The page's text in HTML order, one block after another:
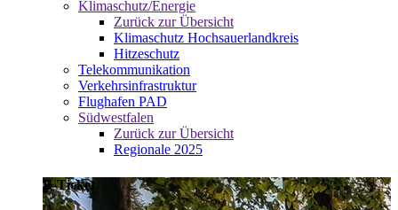
Klimaschutz/Energie
Zurück zur Übersicht
Klimaschutz Hochsauerlandkreis
Hitzeschutz
Telekommunikation
Verkehrsinfrastruktur
Flughafen PAD
Südwestfalen
Zurück zur Übersicht
Regionale 2025
E-Ticket